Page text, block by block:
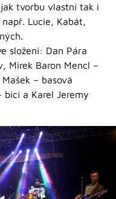
jak tvorbu vlastní tak i
Lucie, Kabát,
složení: Dan Pára
Mirek Baron Mencl –
– basová
bicí a Karel Jeremy